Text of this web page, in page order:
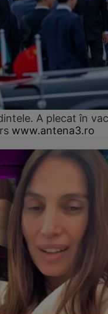
A plecat în
www.antena3.ro